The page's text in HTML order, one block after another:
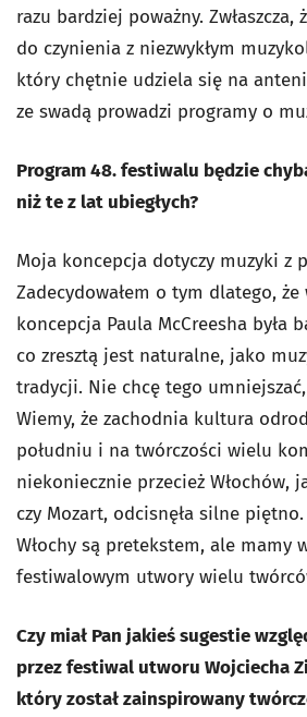
razu bardziej poważny. Zwłaszcza,
do czynienia z niezwykłym
który chętnie udziela się na
ze swadą prowadzi programy o
Program 48. festiwalu będzie
niż te z lat ubiegłych?
Moja koncepcja dotyczy muzyki z
Zadecydowałem o tym dlatego, że
koncepcja Paula McCreesha była
co zresztą jest naturalne, jako
tradycji. Nie chcę tego
Wiemy, że zachodnia kultura
południu i na twórczości wielu
niekoniecznie przecież Włochów,
czy Mozart, odcisnęła silne
Włochy są pretekstem, ale mamy
festiwalowym utwory wielu
Czy miał Pan jakieś sugestie
przez festiwal utworu Wojciecha
który został zainspirowany